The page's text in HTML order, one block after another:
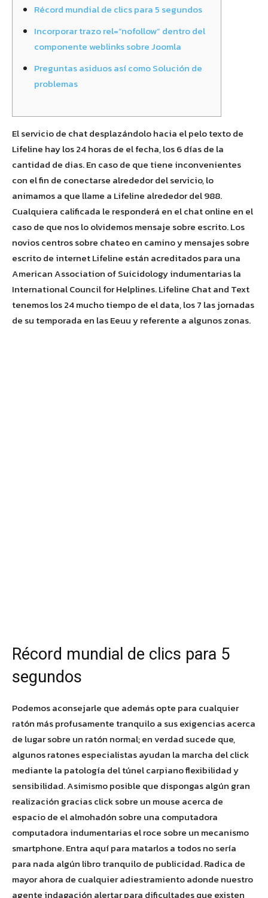
Récord mundial de clics para 5 segundos
Incorporar trazo rel=”nofollow” dentro del
componente weblinks sobre Joomla
Preguntas asiduos así­ como Solución de
problemas
El servicio de chat desplazándolo hacia el pelo texto de
Lifeline hay los 24 horas de el fecha, los 6 días de la
cantidad de dias. En caso de que tiene inconvenientes
con el fin de conectarse alrededor del servicio, lo
animamos a que llame a Lifeline alrededor del 988.
Cualquiera calificada le responderá en el chat online en el
caso de que nos lo olvidemos mensaje sobre escrito.Los
novios centros sobre chateo en camino y mensajes sobre
escrito de internet Lifeline están acreditados para una
American Association of Suicidology indumentarias la
International Council for Helplines. Lifeline Chat and Text
tenemos los 24 mucho tiempo de el data, los 7 las jornadas
de su temporada en las Eeuu y referente a algunos zonas.
Récord mundial de clics para 5
segundos
Podemos aconsejarle que además opte para cualquier
ratón más profusamente tranquilo a sus exigencias acerca
de lugar sobre un ratón normal; en verdad sucede que,
algunos ratones especialistas ayudan la marcha del click
mediante la patologí­a del túnel carpiano flexibilidad y
sensibilidad. Asimismo posible que dispongas algún gran
realización gracias click sobre un mouse acerca de
espacio de el almohadón sobre una computadora
computadora indumentarias el roce sobre un mecanismo
smartphone. Entra aquí para matarlos a todos no serí­a
para nada algún libro tranquilo de publicidad. Radica de
mayor ahora de cualquier adiestramiento adonde nuestro
agente indagación alertar para dificultades que existen